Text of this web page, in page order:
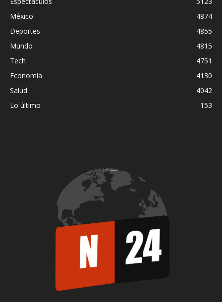
México
4874
Deportes
4855
Mundo
4815
Tech
4751
Economía
4130
Salud
4042
Lo último
153